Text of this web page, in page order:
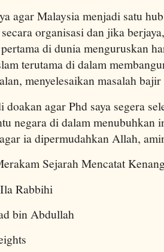
agar Malaysia menjadi satu
organisasi dan jika
di dunia menguruskan
terutama di dalam
menyelesaikan masalah
doakan agar Phd saya segera
negara di dalam menubuhkan
ia dipermudahkan Allah,
Sejarah Mencatat
Rabbihi
bin Abdullah